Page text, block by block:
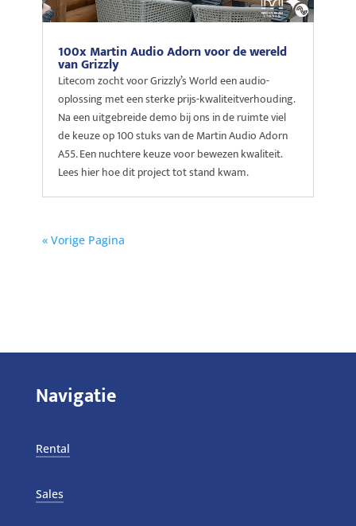
100x Martin Audio Adorn voor de wereld
van Grizzly
Litecom zocht voor Grizzly’s World een audio-
oplossing met een sterke prijs-kwaliteitverhouding.
Na een uitgebreide demo bij ons in de ruimte viel
de keuze op 100 stuks van de Martin Audio Adorn
A55. Een nuchtere keuze voor bewezen kwaliteit.
Lees hier hoe dit project tot stand kwam.
« Vorige Pagina
Navigatie
Rental
Sales